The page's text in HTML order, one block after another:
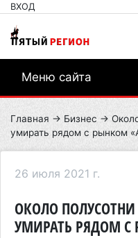
ВХОД
Меню сайта
Главная → Бизнес →
умирать рядом с рынком
26 июля 2021 г.
ОКОЛО
УМИРАТЬ РЯДОМ